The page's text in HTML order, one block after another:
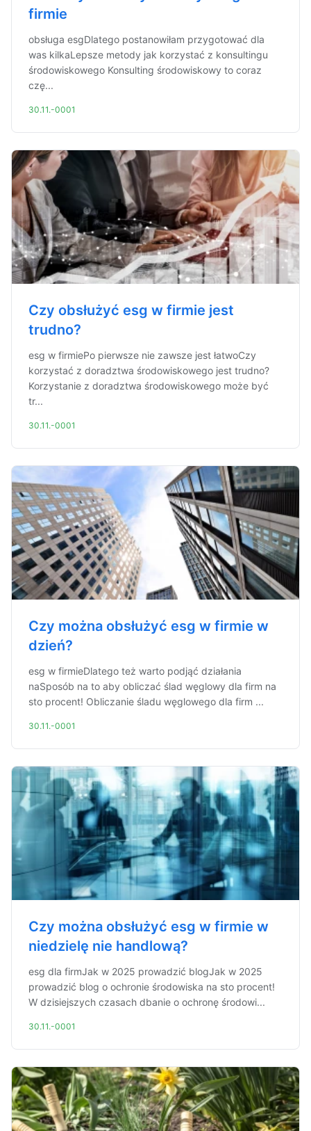
firmie
obsługa esgDlatego postanowiłam przygotować dla
was kilkaLepsze metody jak korzystać z konsultingu
środowiskowego Konsulting środowiskowy to coraz
czę...
30.11.-0001
Czy obsłużyć esg w firmie jest
trudno?
esg w firmiePo pierwsze nie zawsze jest łatwoCzy
korzystać z doradztwa środowiskowego jest trudno?
Korzystanie z doradztwa środowiskowego może być
tr...
30.11.-0001
Czy można obsłużyć esg w firmie w
dzień?
esg w firmieDlatego też warto podjąć działania
naSposób na to aby obliczać ślad węglowy dla firm na
sto procent! Obliczanie śladu węglowego dla firm ...
30.11.-0001
Czy można obsłużyć esg w firmie w
niedzielę nie handlową?
esg dla firmJak w 2025 prowadzić blogJak w 2025
prowadzić blog o ochronie środowiska na sto procent!
W dzisiejszych czasach dbanie o ochronę środowi...
30.11.-0001